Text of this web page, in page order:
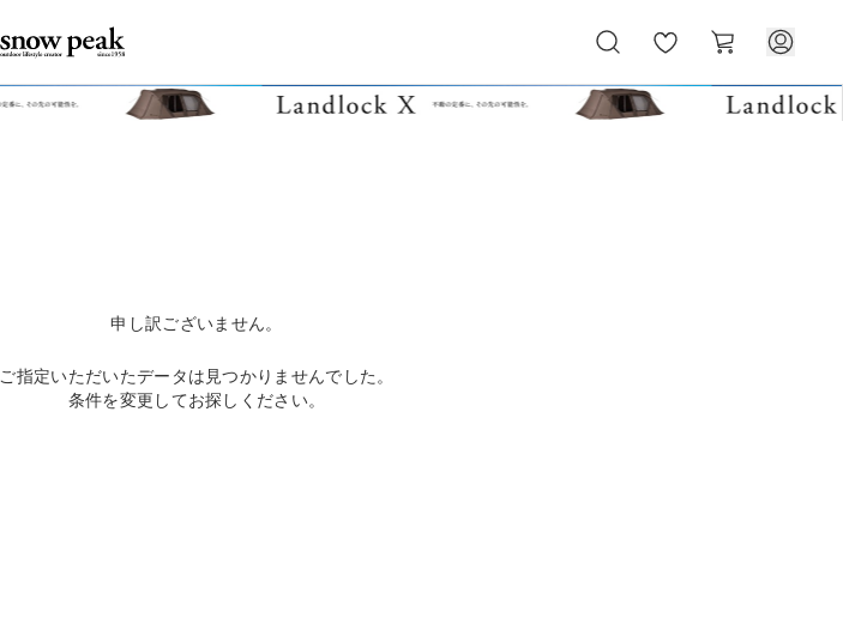
気
に
ー
ト
申し訳ございません。
ご指定いただいたデータは見つかりませんでした。
条件を変更してお探しください。